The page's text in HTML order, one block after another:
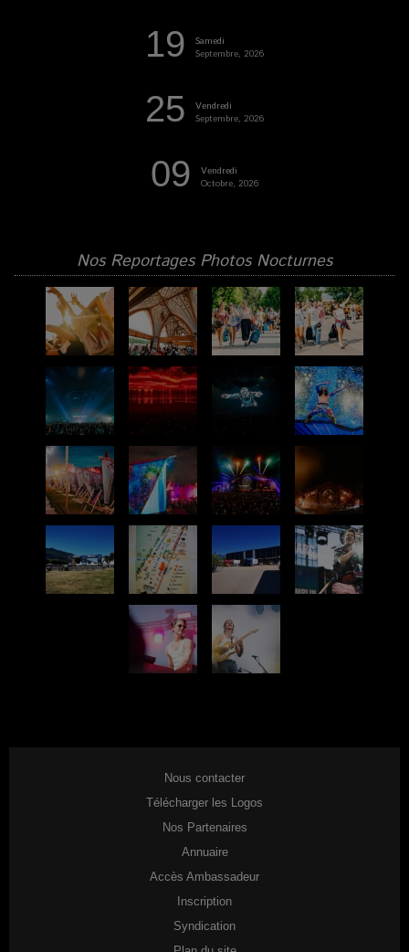
19
Samedi
Septembre, 2026
25
Vendredi
Septembre, 2026
09
Vendredi
Octobre, 2026
Nos Reportages Photos Nocturnes
Nous contacter
Télécharger les Logos
Nos Partenaires
Annuaire
Accès Ambassadeur
Inscription
Syndication